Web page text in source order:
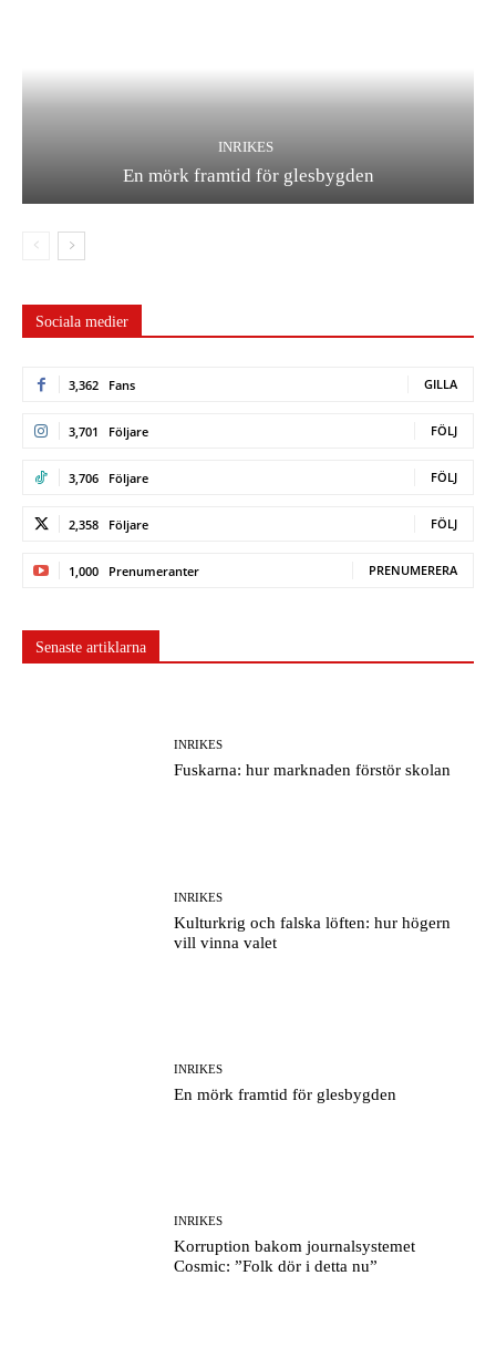
INRIKES
En mörk framtid för glesbygden
Sociala medier
3,362 Fans GILLA
3,701 Följare FÖLJ
3,706 Följare FÖLJ
2,358 Följare FÖLJ
1,000 Prenumeranter PRENUMERERA
Senaste artiklarna
INRIKES
Fuskarna: hur marknaden förstör skolan
INRIKES
Kulturkrig och falska löften: hur högern
vill vinna valet
INRIKES
En mörk framtid för glesbygden
INRIKES
Korruption bakom journalsystemet
Cosmic: ”Folk dör i detta nu”